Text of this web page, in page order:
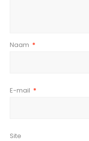
Naam *
E-mail *
Site